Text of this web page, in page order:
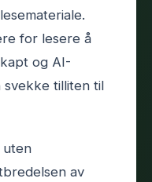
for lesere å
og AI-
tilliten til
uten
av